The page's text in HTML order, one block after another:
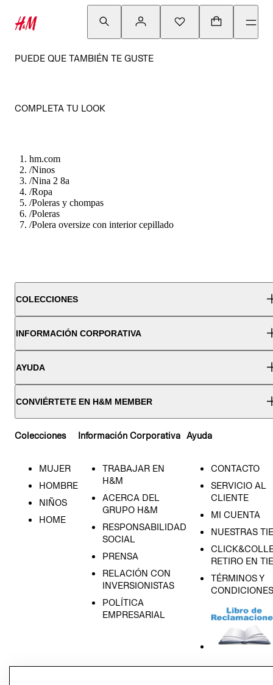
PUEDE QUE TAMBIÉN TE GUSTE
COMPLETA TU LOOK
hm.com
/Ninos
/Nina 2 8a
/Ropa
/Poleras y chompas
/Poleras
/Polera oversize con interior cepillado
COLECCIONES
INFORMACIÓN CORPORATIVA
AYUDA
CONVIÉRTETE EN H&M MEMBER
Colecciones
MUJER
HOMBRE
NIÑOS
HOME
Información Corporativa
TRABAJAR EN
H&M
ACERCA DEL
GRUPO H&M
RESPONSABILIDAD
SOCIAL
PRENSA
RELACIÓN CON
INVERSIONISTAS
POLÍTICA
EMPRESARIAL
Ayuda
CONTACTO
SERVICIO AL
CLIENTE
MI CUENTA
NUESTRAS
RETIRO EN
TÉRMINOS Y
CONDICIONES